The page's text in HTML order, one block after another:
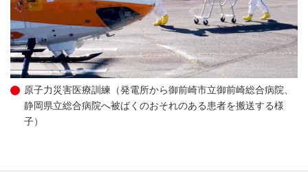
原子力災害医療訓練（発電所から御前崎市立御前崎総合病院、
静岡県立総合病院へ被ばくのおそれのある患者を搬送する様
子）